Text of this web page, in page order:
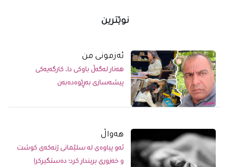
نوێترین
ئەزمونی من
هەنار لەگەڵ باوکی دا، کارگەیەکی
پیشەسازی بەڕێوەدەبەن
ھەواڵ
ئەو پیاوەی لە سلێمانی ژنەکەی کوشت
و خەزوری بریندار کرد؛ دەستگیرکرا